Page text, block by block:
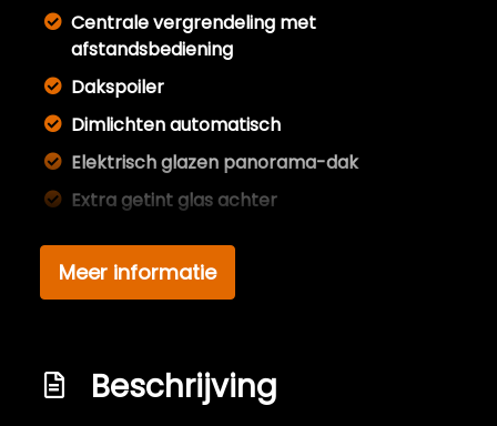
Centrale vergrendeling met
afstandsbediening
Dakspoiler
Dimlichten automatisch
Elektrisch glazen panorama-dak
Extra getint glas achter
Getint glas
Koplampen adaptief
Meer informatie
Beschrijving